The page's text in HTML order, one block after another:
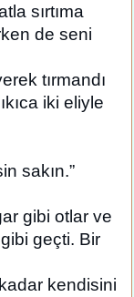
sırtıma
de seni
tırmandı
iki eliyle
sakın.”
gibi otlar ve
geçti. Bir
kendisini